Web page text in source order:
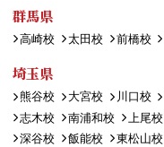
群馬県
高崎校 太田校 前橋校
埼玉県
熊谷校 大宮校 川口校
志木校
南浦和校 上尾校
深谷校
飯能校 東松山校